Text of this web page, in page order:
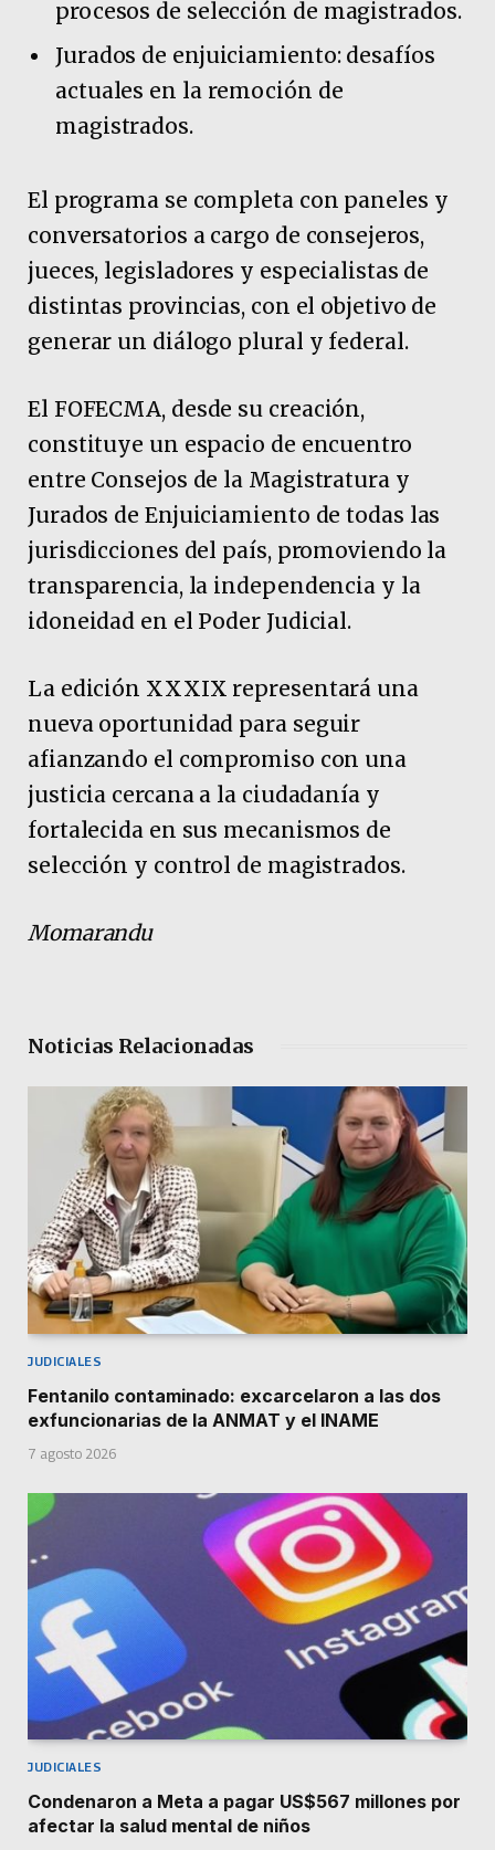
procesos de selección de magistrados.
Jurados de enjuiciamiento: desafíos
actuales en la remoción de
magistrados.
El programa se completa con paneles y
conversatorios a cargo de consejeros,
jueces, legisladores y especialistas de
distintas provincias, con el objetivo de
generar un diálogo plural y federal.
El FOFECMA, desde su creación,
constituye un espacio de encuentro
entre Consejos de la Magistratura y
Jurados de Enjuiciamiento de todas las
jurisdicciones del país, promoviendo la
transparencia, la independencia y la
idoneidad en el Poder Judicial.
La edición XXXIX representará una
nueva oportunidad para seguir
afianzando el compromiso con una
justicia cercana a la ciudadanía y
fortalecida en sus mecanismos de
selección y control de magistrados.
Momarandu
Noticias Relacionadas
JUDICIALES
Fentanilo contaminado: excarcelaron a las dos
exfuncionarias de la ANMAT y el INAME
7 agosto 2026
JUDICIALES
Condenaron a Meta a pagar US$567 millones por
afectar la salud mental de niños